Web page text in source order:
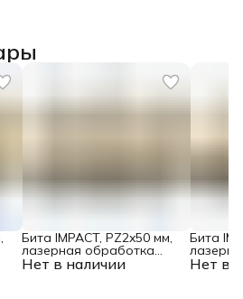
Нет в наличии
Бита IMPACT, PZ2x50 мм,
лазерная обработка
шлица, сталь S2, 10 шт., Е Нет в
Бита
шлица,